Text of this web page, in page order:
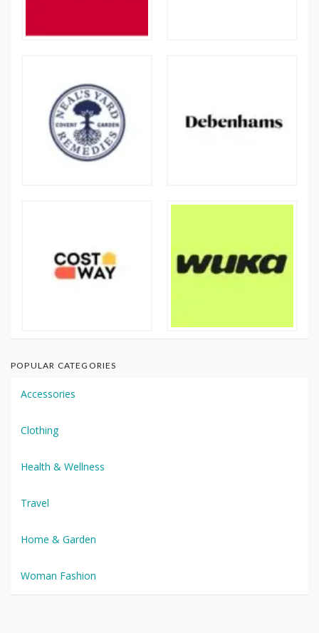
POPULAR CATEGORIES
Accessories
Clothing
Health & Wellness
Travel
Home & Garden
Woman Fashion